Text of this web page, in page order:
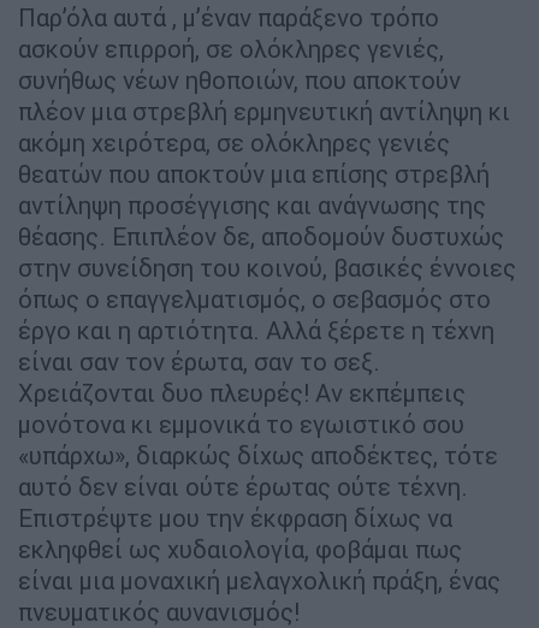
Παρ’όλα αυτά , μ’έναν παράξενο τρόπο
ασκούν επιρροή, σε ολόκληρες γενιές,
συνήθως νέων ηθοποιών, που αποκτούν
πλέον μια στρεβλή ερμηνευτική αντίληψη κι
ακόμη χειρότερα, σε ολόκληρες γενιές
θεατών που αποκτούν μια επίσης στρεβλή
αντίληψη προσέγγισης και ανάγνωσης της
θέασης. Επιπλέον δε, αποδομούν δυστυχώς
στην συνείδηση του κοινού, βασικές έννοιες
όπως ο επαγγελματισμός, ο σεβασμός στο
έργο και η αρτιότητα. Αλλά ξέρετε η τέχνη
είναι σαν τον έρωτα, σαν το σεξ.
Χρειάζονται δυο πλευρές! Αν εκπέμπεις
μονότονα κι εμμονικά το εγωιστικό σου
«υπάρχω», διαρκώς δίχως αποδέκτες, τότε
αυτό δεν είναι ούτε έρωτας ούτε τέχνη.
Επιστρέψτε μου την έκφραση δίχως να
εκληφθεί ως χυδαιολογία, φοβάμαι πως
είναι μια μοναχική μελαγχολική πράξη, ένας
πνευματικός αυνανισμός!